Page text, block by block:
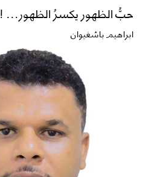
حبُّ الظهور يكسرُ الظهور... !
ابراهيم باشغيوان